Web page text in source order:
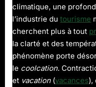
climatique, une
l’industrie du tourisme
cherchent plus à tout
la clarté et des
phénomène porte
le coolcation.
et vacation(vacances),